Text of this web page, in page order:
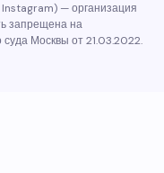
— организация
запрещена на
Москвы от 21.03.2022.